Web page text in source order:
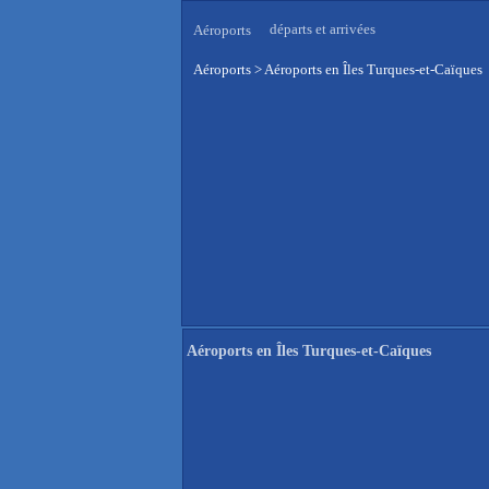
Aéroports départs et arrivées
Aéroports >Aéroports en Îles Turques-et-Caïques
Aéroports en Îles Turques-et-Caïques